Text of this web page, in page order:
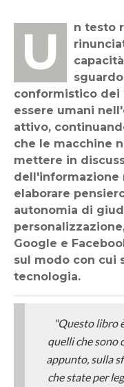
Un testo rivolto a chi non ha
conformistico dei
essere umani
attivo,
che le macchine
mettere in
dell'informazione
elaborare
autonomia di
Google e
sul modo con cui
tecnologia.
"Questo libro
quelli che sono
appunto, sulla
che state per